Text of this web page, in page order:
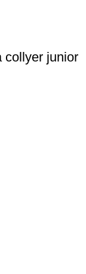
collyer junior